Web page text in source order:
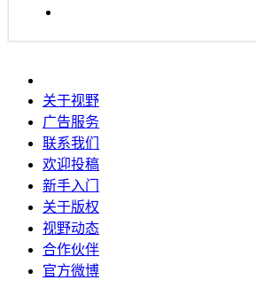
关于视野
广告服务
联系我们
欢迎投稿
新手入门
关于版权
视野动态
合作伙伴
官方微博